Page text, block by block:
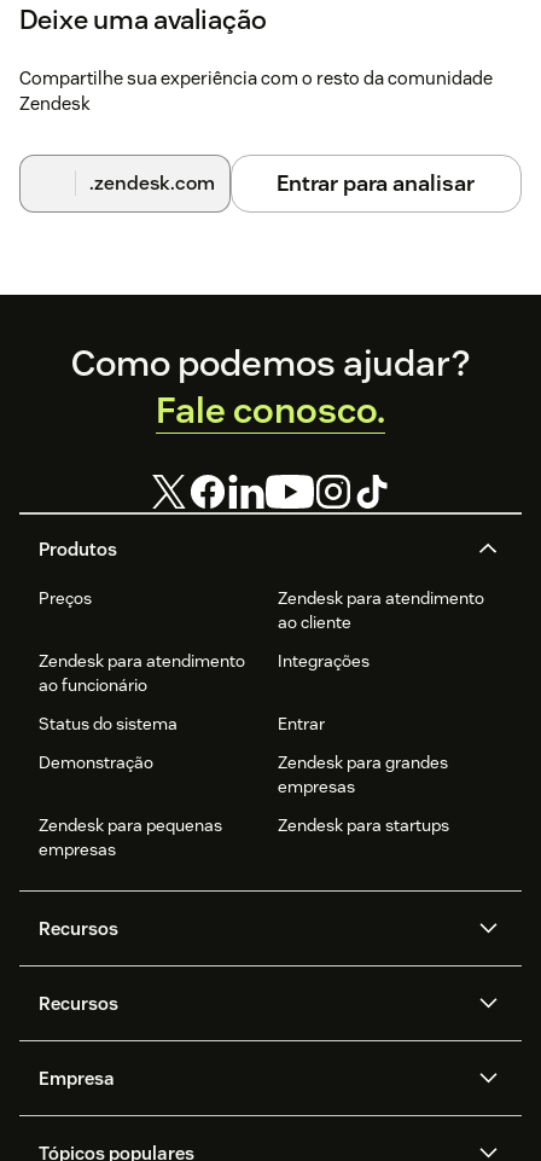
Deixe uma avaliação
Compartilhe sua experiência com o resto da comunidade
Zendesk
.zendesk.com Entrar para analisar
Footer
Produtos
Preços
Zendesk para atendimento
ao cliente
Zendesk para atendimento
ao funcionário
Integrações
Status do sistema
Entrar
Demonstração
Zendesk para grandes
empresas
Zendesk para pequenas
empresas
Zendesk para startups
Recursos
Zendesk AI
Mensagens e chat em tempo
real
Privacidade e proteção de
Trabalho com tickets
Recursos
API e desenvolvedores
Empresa
Tópicos populares
Como podemos ajudar?
Fale conosco.